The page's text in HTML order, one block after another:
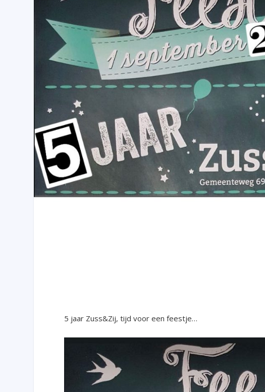
5 jaar Zuss&Zij, tijd voor een feestje…